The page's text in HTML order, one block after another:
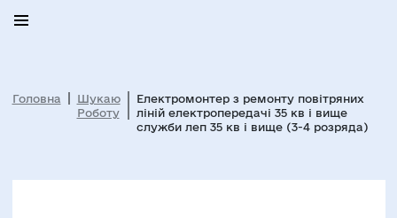
Головна
Шукаю
Роботу
Електромонтер з ремонту повітряних
ліній електропередачі 35 кв і вище
служби леп 35 кв і вище (3-4 розряда)